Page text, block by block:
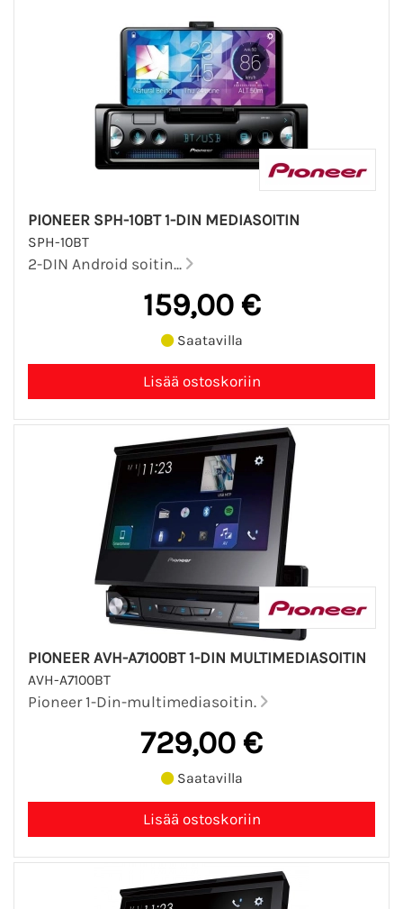
PIONEER SPH-10BT 1-DIN MEDIASOITIN
SPH-10BT
2-DIN Android soitin...
159,00 €
Saatavilla
PIONEER AVH-A7100BT 1-DIN MULTIMEDIASOITIN
AVH-A7100BT
Pioneer 1-Din-multimediasoitin.
729,00 €
Saatavilla